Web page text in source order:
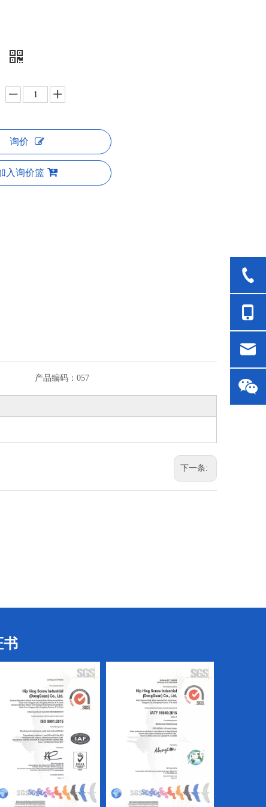
询价
入询价篮
产品编码： 057
下一条:
书